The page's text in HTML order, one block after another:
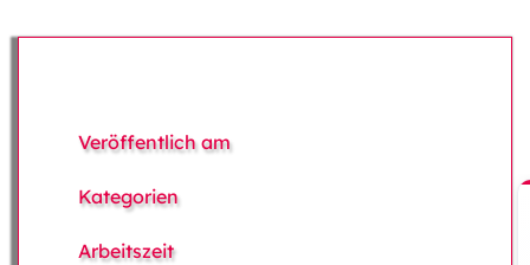
Veröffentlich am
Kategorien
Arbeitszeit